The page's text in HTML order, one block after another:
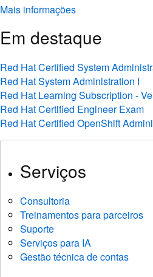
Mais informações
Em destaque
Red Hat Certified System
Red Hat System Administration I
Red Hat Learning Subscription -
Red Hat Certified Engineer Exam
Red Hat Certified OpenShift
Serviços
Consultoria
Treinamentos para parceiros
Suporte
Serviços para IA
Gestão técnica de contas